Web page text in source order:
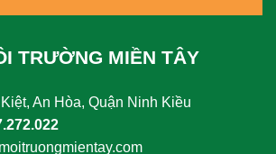
TRƯỜNG MIỀN TÂY
An Hòa, Quận Ninh Kiều